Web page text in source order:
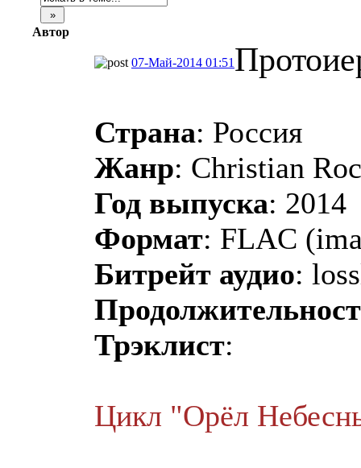
Автор
07-Май-2014 01:51
Страна: Россия
Жанр: Christian
Год выпуска: 2014
Формат: FLAC
Битрейт аудио:
Трэклист:
Цикл "Орёл